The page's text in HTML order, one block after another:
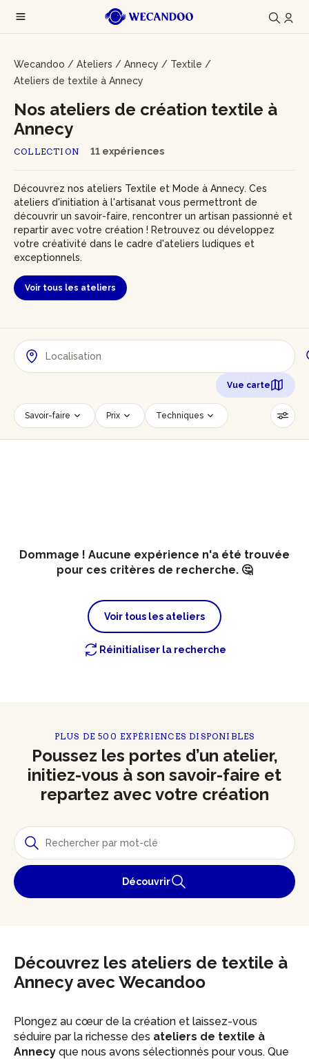
Wecandoo / Ateliers / Annecy / Textile /
Ateliers de textile à Annecy
COLLECTION 11 expériences
Nos ateliers de création textile à
Annecy
Découvrez nos ateliers Textile et Mode à Annecy. Ces
ateliers d'initiation à l'artisanat vous permettront de
découvrir un savoir-faire, rencontrer un artisan passionné et
repartir avec votre création ! Retrouvez ou développez
votre créativité dans le cadre d'ateliers ludiques et
exceptionnels.
Voir tous les ateliers
Vue carte
Savoir-faire Prix Techniques
Date Créneau horaire
Dommage ! Aucune expérience n'a été trouvée
pour ces critères de recherche. 🤔
Voir tous les ateliers
Réinitialiser la recherche
PLUS DE 500 EXPÉRIENCES DISPONIBLES
Poussez les portes d’un atelier,
initiez-vous à son savoir-faire et
repartez avec votre création
Découvrir
Découvrez les ateliers de textile à
Annecy avec Wecandoo
Plongez au cœur de la création et laissez-vous
séduire par la richesse des ateliers de textile à
Annecy que nous avons sélectionnés pour vous. Que